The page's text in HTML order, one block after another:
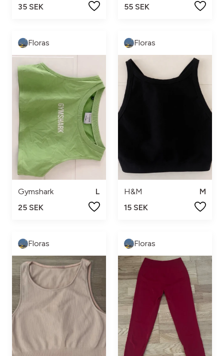
35 SEK
55 SEK
Floras
Gymshark
L
25 SEK
Floras
H&M
M
15 SEK
Floras Floras